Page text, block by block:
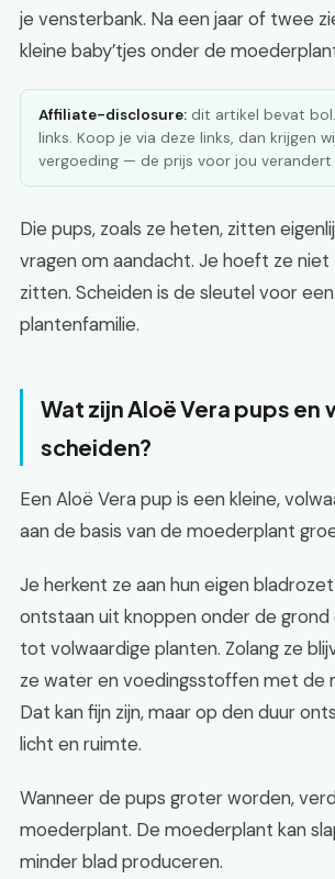
je vensterbank. Na een jaar of twee
kleine baby’tjes onder de
Affiliate-disclosure: dit artikel bevat
links. Koop je via deze links, dan krijgen
vergoeding — de prijs voor jou verandert
Die pups, zoals ze heten, zitten
vragen om aandacht. Je hoeft ze
zitten. Scheiden is de sleutel voor
plantenfamilie.
Wat zijn Aloë Vera pups en
scheiden?
Een Aloë Vera pup is een kleine,
aan de basis van de moederplant
Je herkent ze aan hun eigen
ontstaan uit knoppen onder de grond
tot volwaardige planten. Zolang ze
ze water en voedingsstoffen met de
Dat kan fijn zijn, maar op den duur
licht en ruimte.
Wanneer de pups groter worden,
moederplant. De moederplant kan
minder blad produceren.